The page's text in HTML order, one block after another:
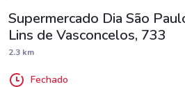
Supermercado Dia São
Lins de Vasconcelos, 733
2.3 km
Fechado